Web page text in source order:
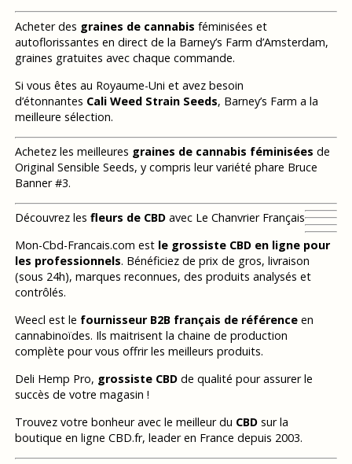
Acheter des graines de cannabis féminisées et
autoflorissantes en direct de la Barney’s Farm d’Amsterdam,
graines gratuites avec chaque commande.
Si vous êtes au Royaume-Uni et avez besoin
d’étonnantes Cali Weed Strain Seeds, Barney’s Farm a la
meilleure sélection.
Achetez les meilleures graines de cannabis féminisées de
Original Sensible Seeds, y compris leur variété phare Bruce
Banner #3.
Découvrez les fleurs de CBDavec Le Chanvrier Français
Mon-Cbd-Francais.com est le grossiste CBD en ligne pour
les professionnels. Bénéficiez de prix de gros, livraison
(sous 24h), marques reconnues, des produits analysés et
contrôlés.
Weecl est le fournisseur B2B français de référenceen
cannabinoïdes. Ils maitrisent la chaine de production
complète pour vous offrir les meilleurs produits.
Deli Hemp Pro, grossiste CBDde qualité pour assurer le
succès de votre magasin !
Trouvez votre bonheur avec le meilleur du CBDsur la
boutique en ligne CBD.fr, leader en France depuis 2003.